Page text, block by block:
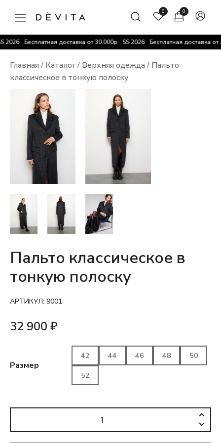
DEVITA
0 0
2026 Бесплатная доставка от 30.000р SS 2026 Бесплатная доставка от
Главная / Каталог/ Верхняя одежда / Пальто
классическое в тонкую полоску
Пальто классическое в
тонкую полоску
АРТИКУЛ: 9001
32 900 ₽
Размер
42 44 46 48
50
52